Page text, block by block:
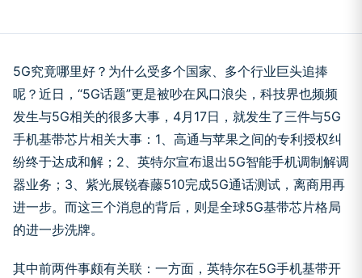
5G究竟哪里好？为什么受多个国家、多个行业巨头追捧
呢？近日，“5G话题”更是被吵在风口浪尖，科技界也频频
发生与5G相关的很多大事，4月17日，就发生了三件与5G
手机基带芯片相关大事：1、高通与苹果之间的专利授权纠
纷终于达成和解；2、英特尔宣布退出5G智能手机调制解调
器业务；3、紫光展锐春藤510完成5G通话测试，离商用再
进一步。而这三个消息的背后，则是全球5G基带芯片格局
的进一步洗牌。
其中前两件事颇有关联：一方面，英特尔在5G手机基带开